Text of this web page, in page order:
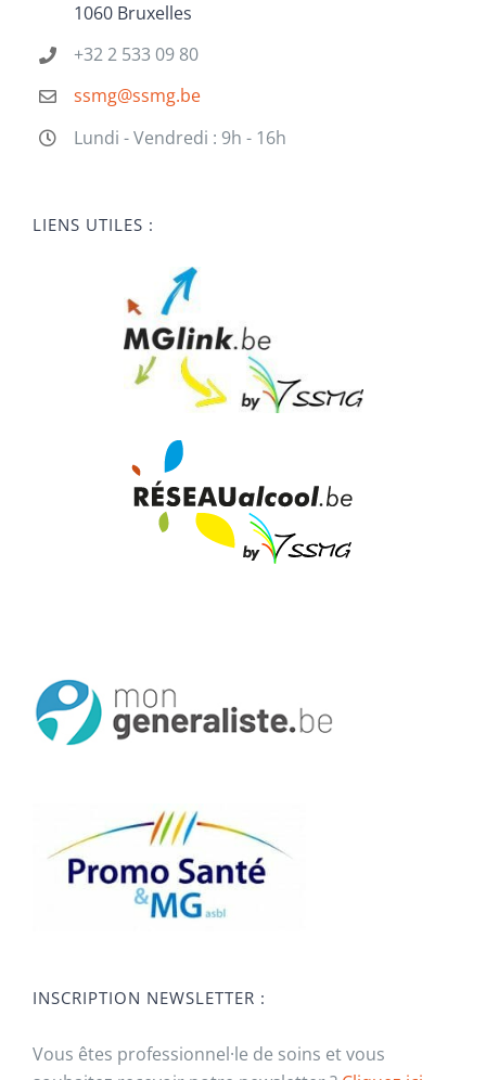
1060 Bruxelles
+32 2 533 09 80
ssmg@ssmg.be
Lundi - Vendredi : 9h - 16h
LIENS UTILES :
INSCRIPTION NEWSLETTER :
Vous êtes professionnel·le de soins et vous